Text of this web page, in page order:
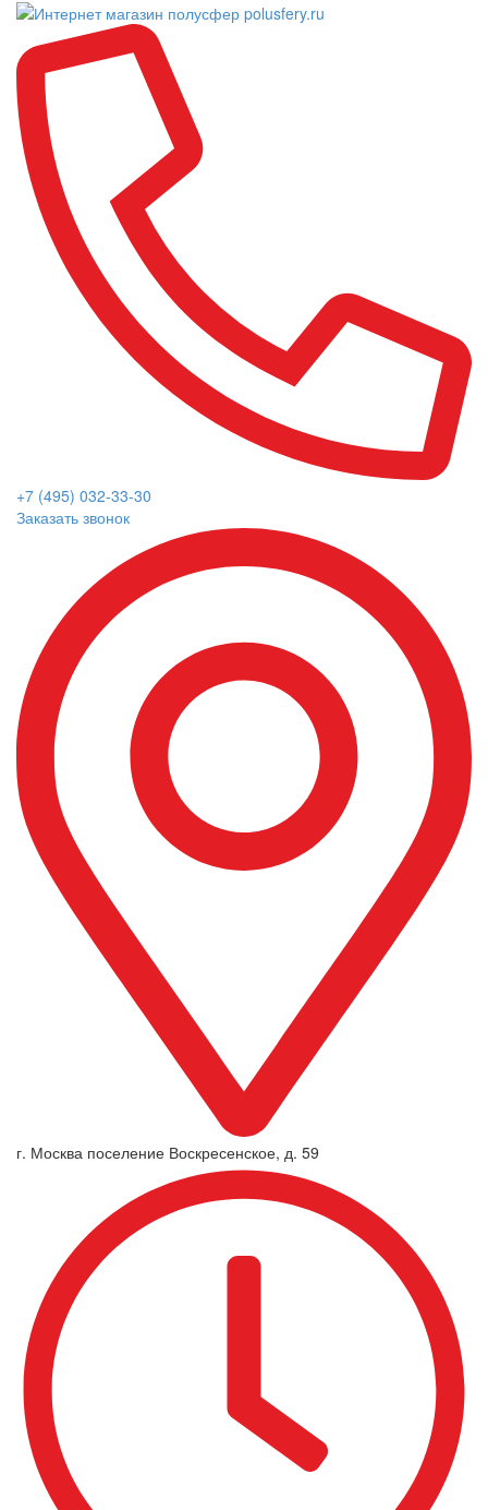
+7 (495) 032-33-30
Заказать звонок
г. Москва поселение Воскресенское, д. 59